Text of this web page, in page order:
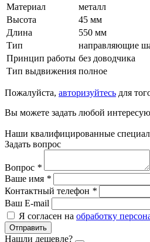
Материал
металл
Высота
45 мм
Длина
550 мм
Тип
направляющие
Принцип работы без доводчика
Тип выдвижения полное
Пожалуйста, авторизуйтесь для
Вы можете задать любой
Наши квалифицированные
Задать вопрос
Вопрос *
Ваше имя *
Контактный телефон *
Ваш E-mail
Я согласен на обработку
Отправить
Нашли дешевле?